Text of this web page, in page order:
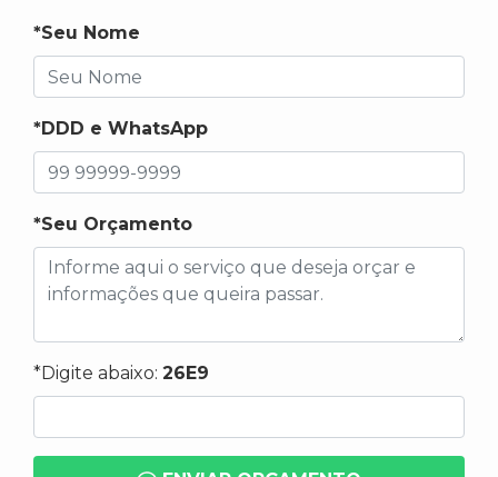
*Seu Nome
*DDD e WhatsApp
*Seu Orçamento
*Digite abaixo: 26E9